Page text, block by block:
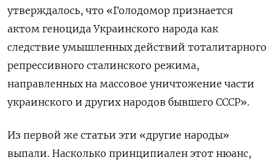
утверждалось, что «Голодомор признается
актом геноцида Украинского народа как
следствие умышленных действий тоталитарного
репрессивного сталинского режима,
направленных на массовое уничтожение части
украинского и других народов бывшего СССР».
Из первой же статьи эти «другие народы»
выпали. Насколько принципиален этот нюанс,